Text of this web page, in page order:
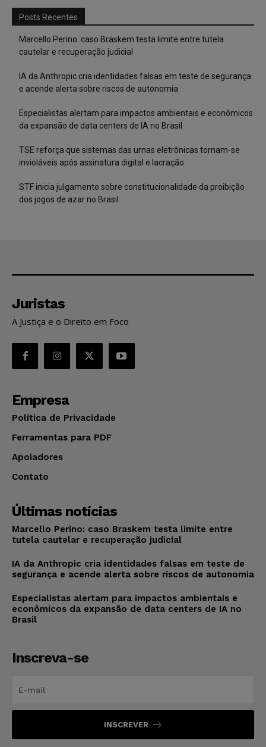
Posts Recentes
Marcello Perino: caso Braskem testa limite entre tutela
cautelar e recuperação judicial
IA da Anthropic cria identidades falsas em teste de segurança
e acende alerta sobre riscos de autonomia
Especialistas alertam para impactos ambientais e econômicos
da expansão de data centers de IA no Brasil
TSE reforça que sistemas das urnas eletrônicas tornam-se
invioláveis após assinatura digital e lacração
STF inicia julgamento sobre constitucionalidade da proibição
dos jogos de azar no Brasil
Juristas
A Justiça e o Direito em Foco
Empresa
Política de Privacidade
Ferramentas para PDF
Apoiadores
Contato
Últimas notícias
Marcello Perino: caso Braskem testa limite entre
tutela cautelar e recuperação judicial
IA da Anthropic cria identidades falsas em teste de
segurança e acende alerta sobre riscos de autonomia
Especialistas alertam para impactos ambientais e
econômicos da expansão de data centers de IA no
Brasil
Inscreva-se
INSCREVER